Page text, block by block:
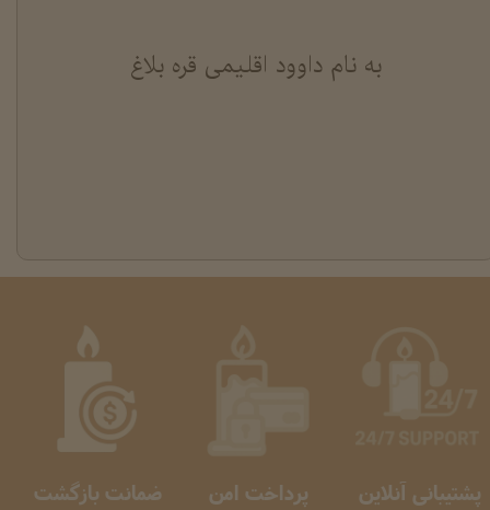
به نام داوود اقلیمی قره بلاغ
ضمانت بازگشت
پرداخت امن پشتیبانی آنلاین